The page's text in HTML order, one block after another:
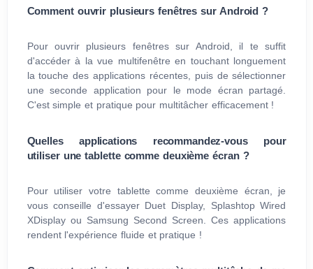
Comment ouvrir plusieurs fenêtres sur Android ?
Pour ouvrir plusieurs fenêtres sur Android, il te suffit
d'accéder à la vue multifenêtre en touchant longuement
la touche des applications récentes, puis de sélectionner
une seconde application pour le mode écran partagé.
C'est simple et pratique pour multitâcher efficacement !
Quelles applications recommandez-vous pour
utiliser une tablette comme deuxième écran ?
Pour utiliser votre tablette comme deuxième écran, je
vous conseille d'essayer Duet Display, Splashtop Wired
XDisplay ou Samsung Second Screen. Ces applications
rendent l'expérience fluide et pratique !